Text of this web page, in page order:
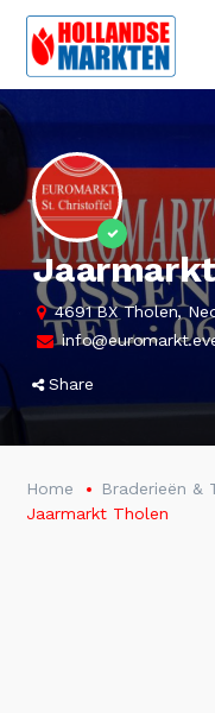
4691 BX Tholen,
Share
Home Braderieën &
Jaarmarkt Tholen